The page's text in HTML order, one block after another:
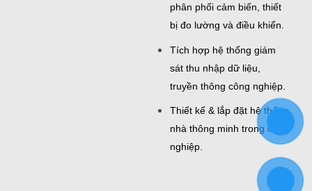
phân phối cảm biến, thiết
bị đo lường và điều khiển.
Tích hợp hệ thống giám
sát thu nhập dữ liệu,
truyền thông công nghiệp.
Thiết kế & lắp đặt hệ thống
nhà thông minh trong công
nghiệp.